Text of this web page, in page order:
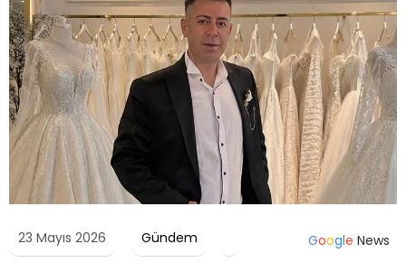
23 Mayıs 2026 Gündem Google News